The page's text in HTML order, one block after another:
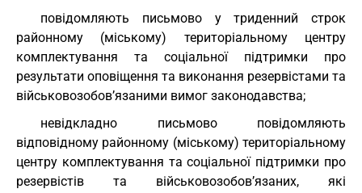
повідомляють письмово у триденний строк
районному (міському) територіальному центру
комплектування та соціальної підтримки про
результати оповіщення та виконання резервістами та
військовозобов’язаними вимог законодавства;
невідкладно письмово повідомляють
відповідному районному (міському) територіальному
центру комплектування та соціальної підтримки про
резервістів та військовозобов’язаних, які